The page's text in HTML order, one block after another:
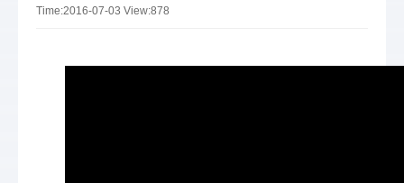
Time:2016-07-03 View:878